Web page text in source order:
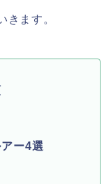
きます。
ー4選